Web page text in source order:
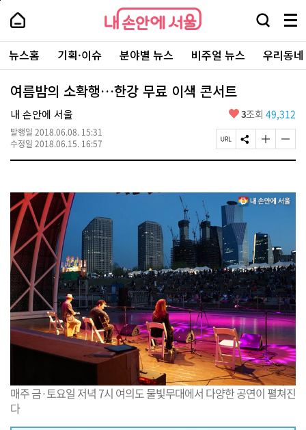
본
로
가
내
손
안
에
서
울
-
서
울
시
대
표
소
털
내
손
에
울
검
창
열
기
메
뉴
전
체
보
주
요
서
뉴스홈 기획·이슈 분야별 뉴스 비주얼 뉴스 우리동
여름밤의 소확행…한강 무료 이색 콘서트
내 손안에 서울
발행일 2018.06.08. 15:31
수정일 2018.06.15. 16:57
좋
요
3조회 49,312
페
이
R
L
복
사
S
N
유
하
글
자
크
게
하
기
글
자
작
게
기
매주 금·토요일 저녁 7시 여의도 물빛무대에서 다양한 공연이 펼쳐진
다
페
상
단
로